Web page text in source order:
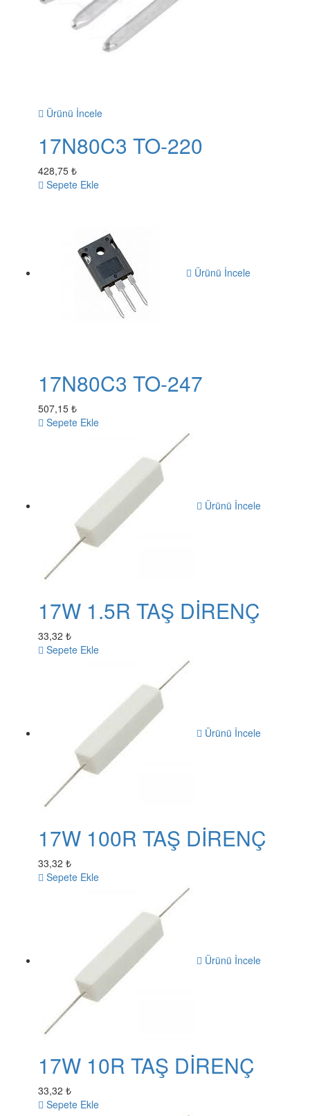
Ürünü İncele
17N80C3 TO-220
428,75 ₺
Sepete Ekle
Ürünü İncele
17N80C3 TO-247
507,15 ₺
Sepete Ekle
Ürünü İncele
17W 1.5R TAŞ DİRENÇ
33,32 ₺
Sepete Ekle
Ürünü İncele
17W 100R TAŞ DİRENÇ
33,32 ₺
Sepete Ekle
Ürünü İncele
17W 10R TAŞ DİRENÇ
33,32 ₺
Sepete Ekle